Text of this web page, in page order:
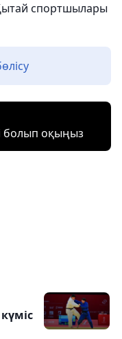
спортшылары
болып оқыңыз